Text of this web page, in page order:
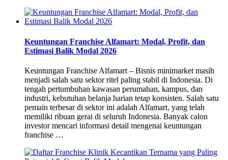
Keuntungan Franchise Alfamart: Modal, Profit, dan
Estimasi Balik Modal 2026
Keuntungan Franchise Alfamart – Bisnis minimarket masih
menjadi salah satu sektor ritel paling stabil di Indonesia. Di
tengah pertumbuhan kawasan perumahan, kampus, dan
industri, kebutuhan belanja harian tetap konsisten. Salah satu
pemain terbesar di sektor ini adalah Alfamart, yang telah
memiliki ribuan gerai di seluruh Indonesia. Banyak calon
investor mencari informasi detail mengenai keuntungan
franchise …